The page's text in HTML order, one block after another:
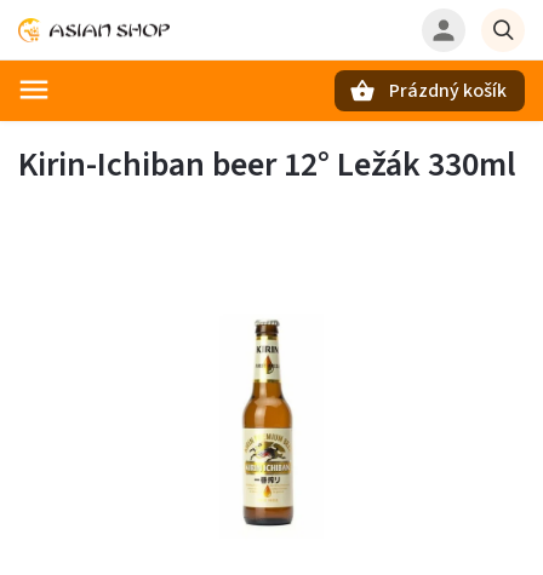
Prázdný košík
Kirin-Ichiban beer 12° Ležák 330ml